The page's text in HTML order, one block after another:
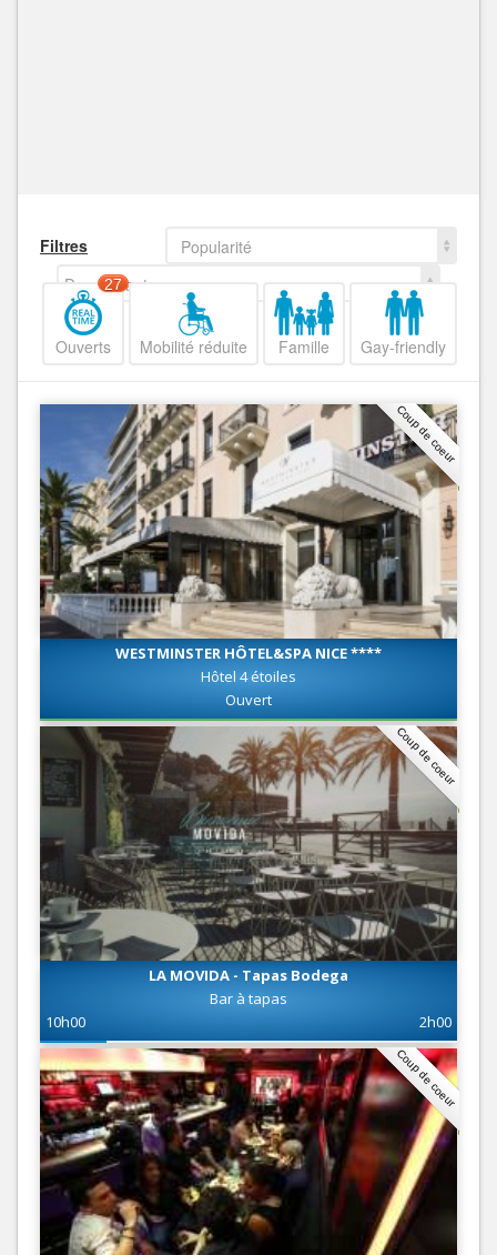
Filtres
Popularité
Decroissant
Ouverts
27
Mobilité réduite Famille Gay-friendly
Coup de coeur
WESTMINSTER HÔTEL&SPA NICE ****
Hôtel 4 étoiles
Ouvert
Coup de coeur
LA MOVIDA - Tapas Bodega
Bar à tapas
10h00
2h00
Coup de coeur